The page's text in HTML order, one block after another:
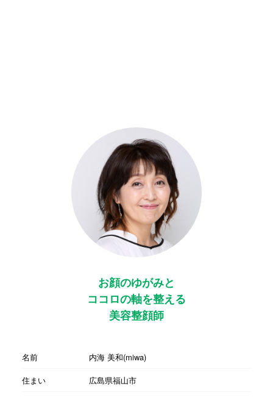
お顔のゆがみと
ココロの軸を整える
美容整顔師
名前
内海 美和(miwa)
住まい
広島県福山市